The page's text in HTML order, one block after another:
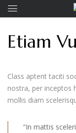
Etiam
Class aptent taciti
nostra, per inceptos
mollis diam
“In mattis